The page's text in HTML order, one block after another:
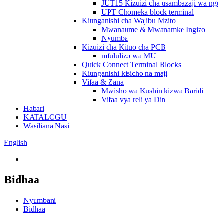
JUT15 Kizuizi cha usambazaji wa
UPT Chomeka block terminal
Kiunganishi cha Wajibu Mzito
Mwanaume & Mwanamke Ingizo
Nyumba
Kizuizi cha Kituo cha PCB
mfululizo wa MU
Quick Connect Terminal Blocks
Kiunganishi kisicho na maji
Vifaa & Zana
Mwisho wa Kushinikizwa Baridi
Vifaa vya reli ya Din
Habari
KATALOGU
Wasiliana Nasi
English
Bidhaa
Nyumbani
Bidhaa